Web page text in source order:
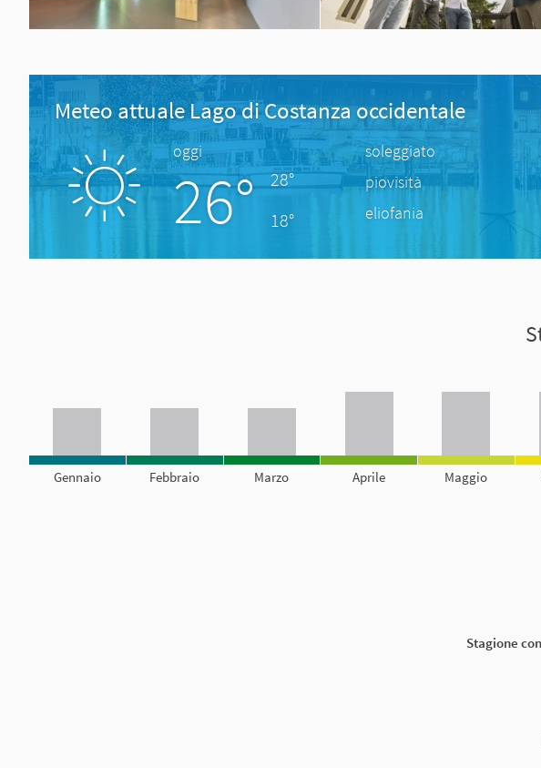
Meteo attuale Lago di Costanza occidentale
oggi
26°
28°
18°
soleggiato
piovisità
eliofania
Gennaio Febbraio Marzo Aprile Maggio
Stagione